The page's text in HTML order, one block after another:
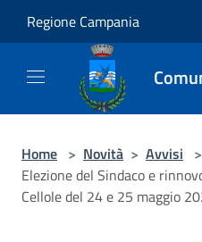
Regione Campania
Home > Novità > Avvisi >
Elezione del Sindaco e
Cellole del 24 e 25 maggio